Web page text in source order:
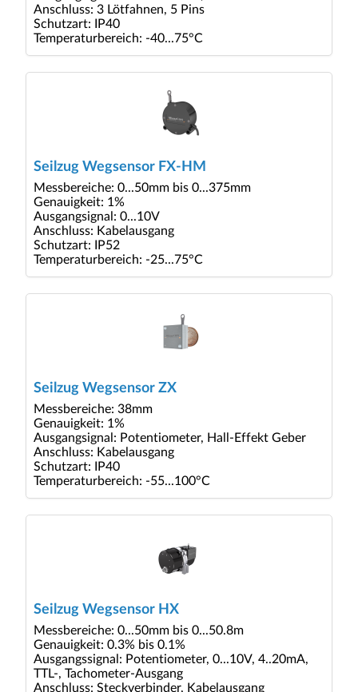
Anschluss: 3 Lötfahnen, 5 Pins
Schutzart: IP40
Temperaturbereich: -40...75°C
Seilzug Wegsensor FX-HM
Messbereiche: 0...50mm bis 0...375mm
Genauigkeit: 1%
Ausgangsignal: 0...10V
Anschluss: Kabelausgang
Schutzart: IP52
Temperaturbereich: -25...75°C
Seilzug Wegsensor ZX
Messbereiche: 38mm
Genauigkeit: 1%
Ausgangsignal: Potentiometer, Hall-Effekt Geber
Anschluss: Kabelausgang
Schutzart: IP40
Temperaturbereich: -55...100°C
Seilzug Wegsensor HX
Messbereiche: 0...50mm bis 0...50.8m
Genauigkeit: 0.3% bis 0.1%
Ausgangssignal: Potentiometer, 0...10V, 4..20mA,
TTL-, Tachometer-Ausgang
Anschluss: Steckverbinder, Kabelausgang